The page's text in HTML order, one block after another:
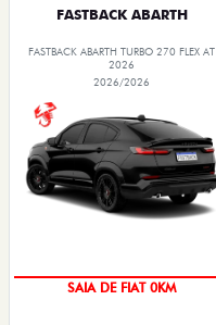
FASTBACK ABARTH
FASTBACK ABARTH TURBO 270 FLEX AT
2026
2026/2026